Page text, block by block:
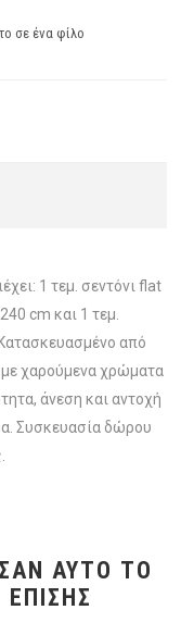
σε ένα φίλο
1 τεμ. σεντόνι flat
cm και 1 τεμ.
από
χαρούμενα χρώματα
άνεση και αντοχή
Συσκευασία δώρου
ΑΥΤΌ ΤΟ